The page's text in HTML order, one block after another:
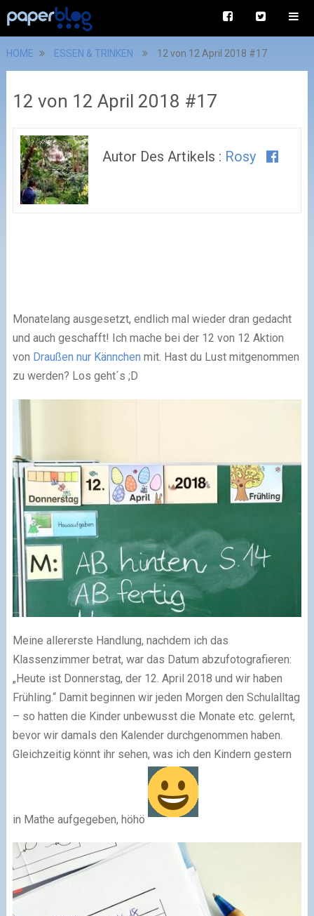
HOME ESSEN & TRINKEN 12 von 12 April 2018 #17
12 von 12 April 2018 #17
Autor Des Artikels : Rosy
Monatelang ausgesetzt, endlich mal wieder dran gedacht
und auch geschafft! Ich mache bei der 12 von 12 Aktion
von Draußen nur Kännchen mit. Hast du Lust mitgenommen
zu werden? Los geht´s ;D
Meine allererste Handlung, nachdem ich das
Klassenzimmer betrat, war das Datum abzufotografieren:
„Heute ist Donnerstag, der 12. April 2018 und wir haben
Frühling.“ Damit beginnen wir jeden Morgen den Schulalltag
– so hatten die Kinder unbewusst die Monate etc. gelernt,
bevor wir damals den Kalender durchgenommen haben.
Gleichzeitig könnt ihr sehen, was ich den Kindern gestern
in Mathe aufgegeben, höhö